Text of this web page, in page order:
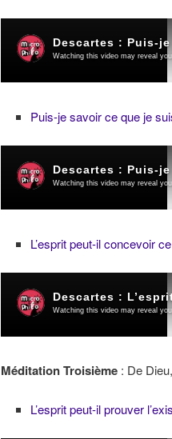
Puis-je savoir ce que je
L’esprit peut-il concevoir
Méditation Troisième: De
L’esprit peut-il prouver